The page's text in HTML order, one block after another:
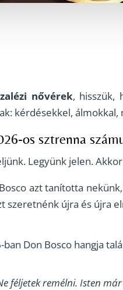
nővérek, hisszük,
kérdésekkel,
os sztrenna
Legyünk jelen.
azt tanította
szeretnénk újra és újra
ban Don Bosco hangja
féljetek remélni. Isten